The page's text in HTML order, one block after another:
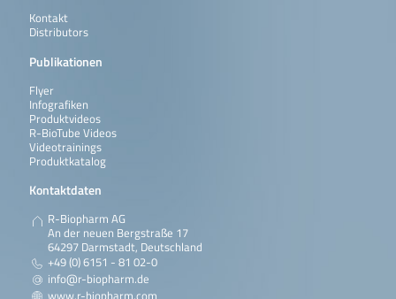
Kontakt
Distributors
Publikationen
Flyer
Infografiken
Produktvideos
R-BioTube Videos
Videotrainings
Produktkatalog
Kontaktdaten
R-Biopharm AG
An der neuen Bergstraße 17
64297 Darmstadt, Deutschland
+49 (0) 6151 - 81 02-0
info@r-biopharm.de